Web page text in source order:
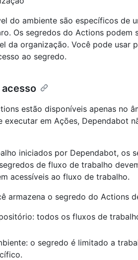
do ambiente são específicos de
Os segredos do Actions
da organização. Você pode usar
ao segredo.
estão disponíveis apenas no
executar em Ações, Dependabot
iniciados por Dependabot, os
de fluxo de trabalho
acessíveis ao fluxo de trabalho.
armazena o segredo do Actions
todos os fluxos de
o segredo é limitado a